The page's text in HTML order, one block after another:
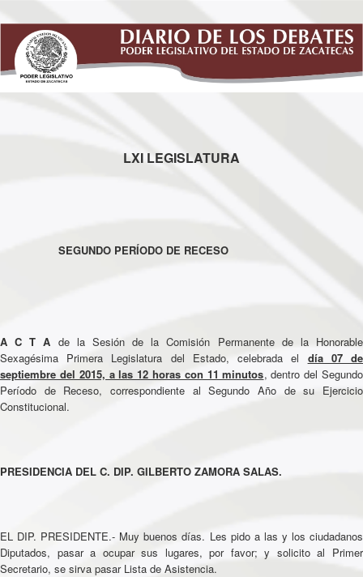
LXI LEGISLATURA
SEGUNDO PERÍODO DE RECESO
A C T A de la Sesión de la Comisión Permanente de la Honorable
Sexagésima Primera Legislatura del Estado, celebrada el día 07 de
septiembre del 2015, a las 12 horas con 11 minutos, dentro del Segundo
Período de Receso, correspondiente al Segundo Año de su Ejercicio
Constitucional.
PRESIDENCIA DEL C. DIP. GILBERTO ZAMORA SALAS.
EL DIP. PRESIDENTE.- Muy buenos días. Les pido a las y los ciudadanos
Diputados, pasar a ocupar sus lugares, por favor; y solicito al Primer
Secretario, se sirva pasar Lista de Asistencia.